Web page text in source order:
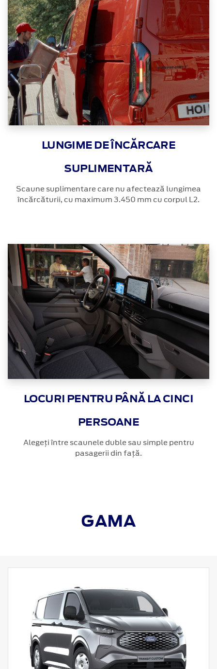
LUNGIME DE ÎNCĂRCARE
SUPLIMENTARĂ
Scaune suplimentare care nu afectează lungimea
încărcăturii, cu maximum 3.450 mm cu corpul L2.
LOCURI PENTRU PÂNĂ LA CINCI
PERSOANE
Alegeți între scaunele duble sau simple pentru
pasagerii din față.
GAMA